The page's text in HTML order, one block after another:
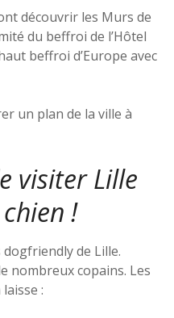
découvrir les Murs de
du beffroi de l’Hôtel
beffroi d’Europe avec
un plan de la ville à
visiter Lille
!
de Lille.
nombreux copains. Les
: